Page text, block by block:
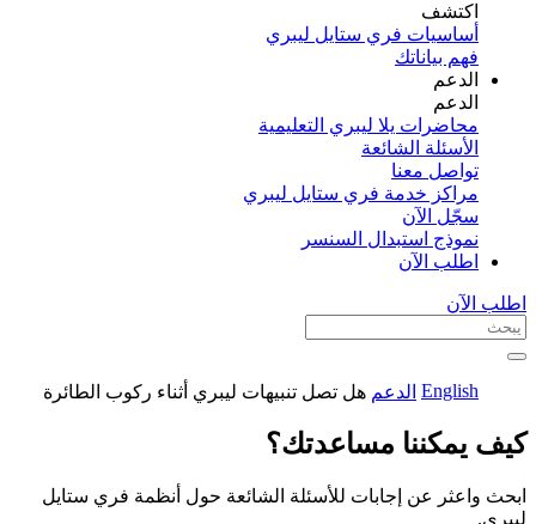
اكتشف​
أساسيات فري ستايل ليبري
فهم بياناتك
الدعم
الدعم
محاضرات يلا ليبري التعليمية
الأسئلة الشائعة
تواصل معنا
مراكز خدمة فري ستايل ليبري
سجّل الآن​
نموذج استبدال السنسر
اطلب الآن
اطلب الآن
English الدعم هل تصل تنبيهات ليبري أثناء ركوب الطائرة
كيف يمكننا مساعدتك؟
ابحث واعثر عن إجابات للأسئلة الشائعة حول أنظمة فري ستايل
ليبري.